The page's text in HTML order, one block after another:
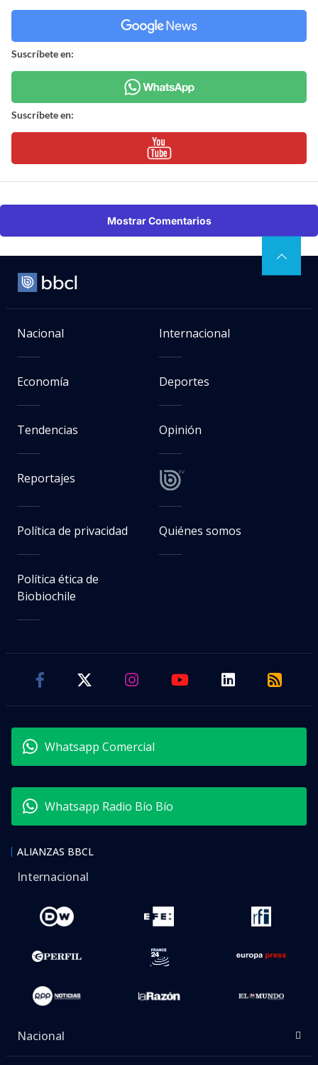
Suscríbete en:
Suscríbete en:
Mostrar Comentarios
Nacional Internacional
Economía Deportes
Tendencias Opinión
Reportajes
Política de privacidad Quiénes somos
Política ética de
Biobiochile
Whatsapp Comercial
Whatsapp Radio Bío Bío
ALIANZAS BBCL
Internacional
Nacional